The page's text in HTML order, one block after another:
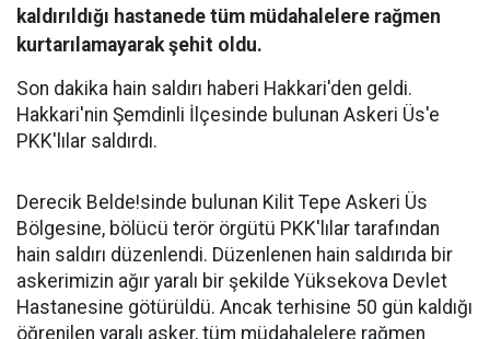
kaldırıldığı hastanede tüm müdahalelere rağmen
kurtarılamayarak şehit oldu.
Son dakika hain saldırı haberi Hakkari'den geldi.
Hakkari'nin Şemdinli İlçesinde bulunan Askeri Üs'e
PKK'lılar saldırdı.
Derecik Belde!sinde bulunan Kilit Tepe Askeri Üs
Bölgesine, bölücü terör örgütü PKK'lılar tarafından
hain saldırı düzenlendi. Düzenlenen hain saldırıda bir
askerimizin ağır yaralı bir şekilde Yüksekova Devlet
Hastanesine götürüldü. Ancak terhisine 50 gün kaldığı
öğrenilen yaralı asker, tüm müdahalelere rağmen